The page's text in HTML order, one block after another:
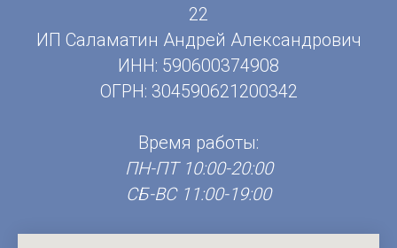
22
ИП Саламатин Андрей Александрович
ИНН: 590600374908
ОГРН: 304590621200342
Время работы:
ПН-ПТ 10:00-20:00
СБ-ВС 11:00-19:00